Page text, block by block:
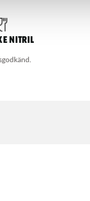
Nitril